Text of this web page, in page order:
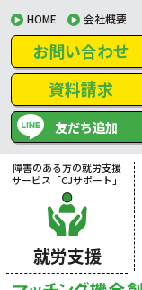
HOME 会社概要
お問い合わせ
資料請求
友だち追加
障害のある方の就労支援
サービス「CJサポート」
就労支援